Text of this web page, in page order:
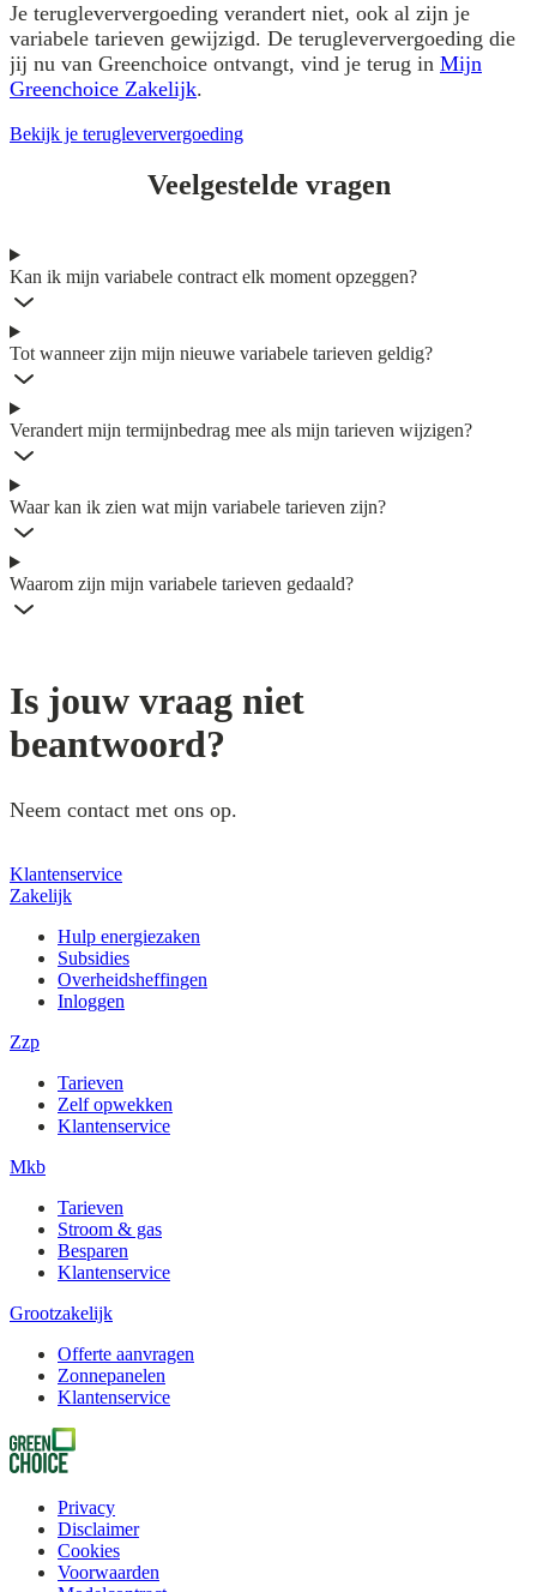
Je terugleververgoeding verandert niet, ook al zijn je
variabele tarieven gewijzigd. De terugleververgoeding die
jij nu van Greenchoice ontvangt, vind je terug in Mijn
Greenchoice Zakelijk.
Bekijk je terugleververgoeding
Veelgestelde vragen
Kan ik mijn variabele contract elk moment opzeggen?
Tot wanneer zijn mijn nieuwe variabele tarieven geldig?
Verandert mijn termijnbedrag mee als mijn tarieven wijzigen?
Waar kan ik zien wat mijn variabele tarieven zijn?
Waarom zijn mijn variabele tarieven gedaald?
Is jouw vraag niet
beantwoord?
Neem contact met ons op.
Klantenservice
Zakelijk
Hulp energiezaken
Subsidies
Overheidsheffingen
Inloggen
Zzp
Tarieven
Zelf opwekken
Klantenservice
Mkb
Tarieven
Stroom & gas
Besparen
Klantenservice
Grootzakelijk
Offerte aanvragen
Zonnepanelen
Klantenservice
Privacy
Disclaimer
Cookies
Voorwaarden